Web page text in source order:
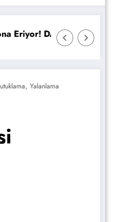
Yapıyor! Kalp Fm
, Yalanlama